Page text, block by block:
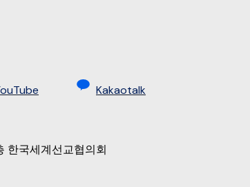
Kakaotalk
한국세계선교협의회